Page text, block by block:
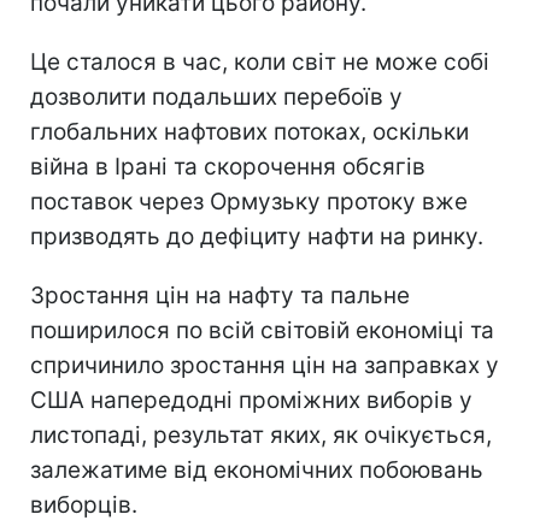
Це сталося в час, коли світ не може собі
дозволити подальших перебоїв у
глобальних нафтових потоках, оскільки
війна в Ірані та скорочення обсягів
поставок через Ормузьку протоку вже
призводять до дефіциту нафти на ринку.
Зростання цін на нафту та пальне
поширилося по всій світовій економіці та
спричинило зростання цін на заправках у
США напередодні проміжних виборів у
листопаді, результат яких, як очікується,
залежатиме від економічних побоювань
виборців.